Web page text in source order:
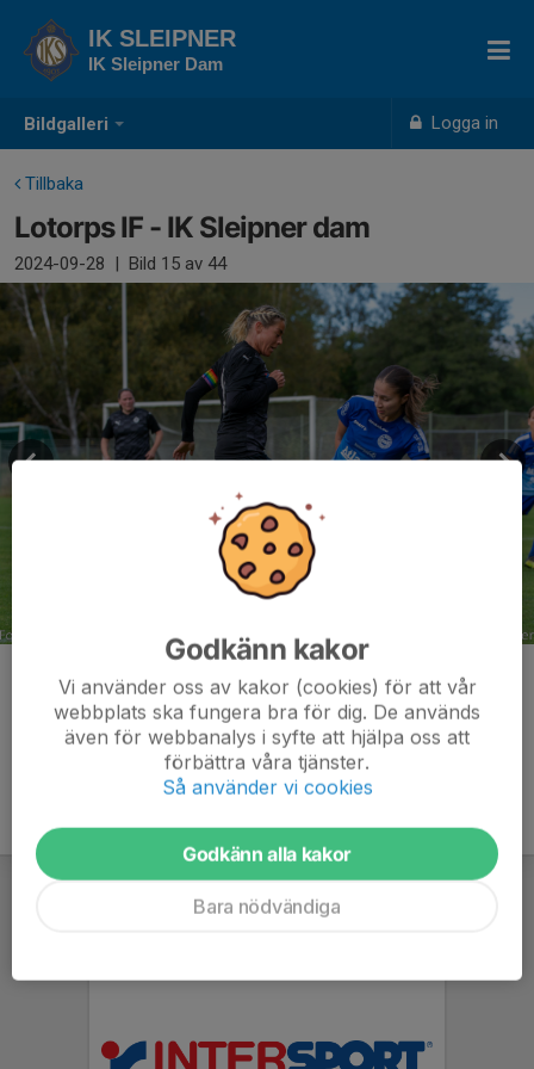
Bildgalleri Logga in
IK SLEIPNER
IK Sleipner Dam
Tillbaka
Lotorps IF - IK Sleipner dam
2024-09-28 | Bild 15 av 44
Kommentarer
Godkänn kakor
Vi använder oss av kakor (cookies) för att vår
webbplats ska fungera bra för dig. De används
även för webbanalys i syfte att hjälpa oss att
förbättra våra tjänster.
Så använder vi cookies
Godkänn alla kakor
Bara nödvändiga